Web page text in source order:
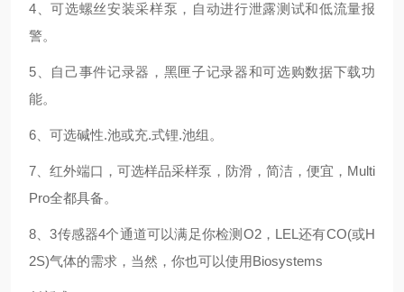
4、可选螺丝安装采样泵，自动进行泄露测试和低流量报
警。
5、自己事件记录器，黑匣子记录器和可选购数据下载功
能。
6、可选碱性.池或充.式锂.池组。
7、红外端口，可选样品采样泵，防滑，简洁，便宜，Multi
Pro全都具备。
8、3传感器4个通道可以满足你检测O2，LEL还有CO(或H
2S)气体的需求，当然，你也可以使用Biosystems